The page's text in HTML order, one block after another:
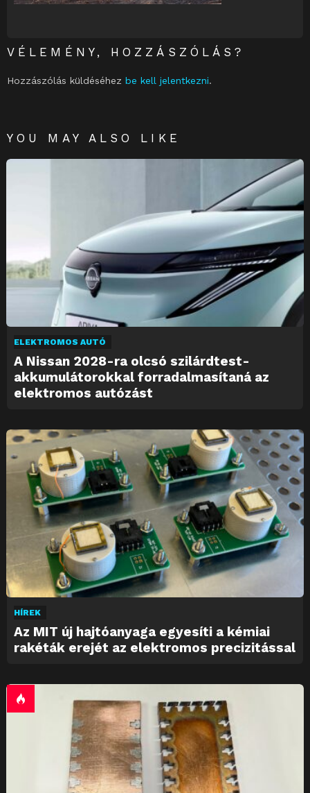
VÉLEMÉNY, HOZZÁSZÓLÁS?
Hozzászólás küldéséhez be kell jelentkezni.
YOU MAY ALSO LIKE
ELEKTROMOS AUTÓ
A Nissan 2028-ra olcsó szilárdtest-
akkumulátorokkal forradalmasítaná az
elektromos autózást
HÍREK
Az MIT új hajtóanyaga egyesíti a kémiai
rakéták erejét az elektromos precizitással